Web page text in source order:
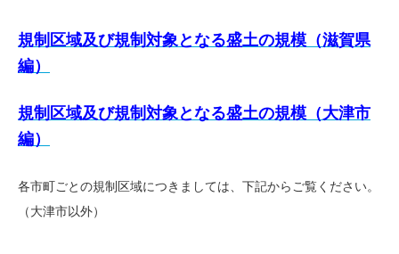
規制区域及び規制対象となる盛土の規模（滋賀県
編）
規制区域及び規制対象となる盛土の規模（大津市
編）
各市町ごとの規制区域につきましては、下記からご覧ください。
（大津市以外）